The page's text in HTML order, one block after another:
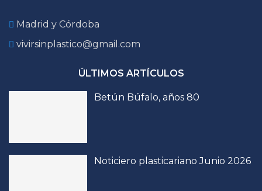
Madrid y Córdoba
vivirsinplastico@gmail.com
ÚLTIMOS ARTÍCULOS
Betún Búfalo, años 80
Noticiero plasticariano Junio 2026